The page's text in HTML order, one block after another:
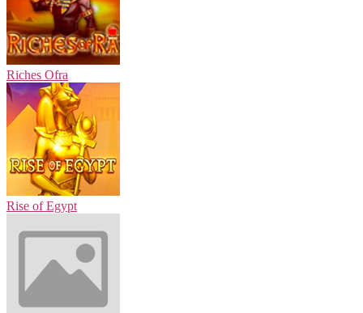
Riches Ofra
Rise of Egypt